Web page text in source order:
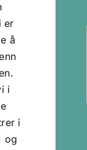
er
å
i
i
og